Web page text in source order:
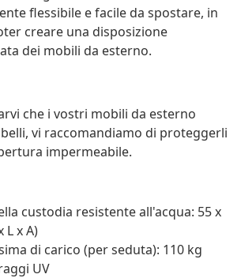
flessibile e facile da spostare, in
creare una disposizione
dei mobili da esterno.
che i vostri mobili da esterno
vi raccomandiamo di proteggerli
impermeabile.
custodia resistente all'acqua: 55 x
L x A)
di carico (per seduta): 110 kg
UV